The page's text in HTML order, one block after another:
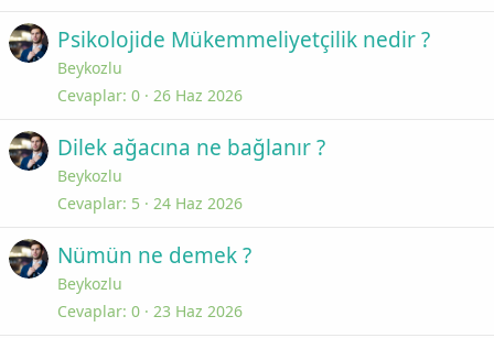
Psikolojide Mükemmeliyetçilik nedir ?
Beykozlu
Cevaplar 0 26 Haz 2026
Dilek ağacına ne bağlanır ?
Beykozlu
Cevaplar 5 24 Haz 2026
Nümün ne demek ?
Beykozlu
Cevaplar 0 23 Haz 2026